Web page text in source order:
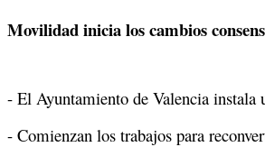
Movilidad inicia los cambios
- El Ayuntamiento de Valencia instala
- Comienzan los trabajos para